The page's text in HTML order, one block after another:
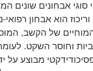
סוגי אבחונים שונים
הוא אבחון רפואי-
המוחיים של הקשב,
וחוסר השקט.
מבוצע על